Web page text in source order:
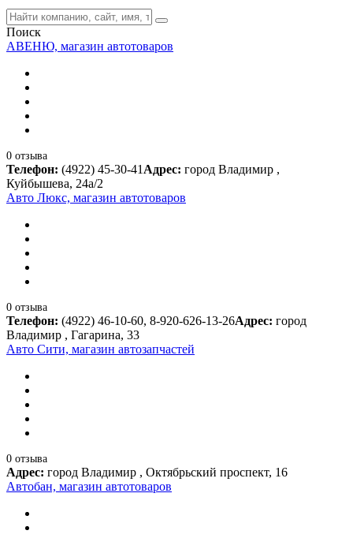
Поиск
АВЕНЮ, магазин автотоваров
0 отзыва
Телефон: (4922) 45-30-41 Адрес: город Владимир ,
Куйбышева, 24а/2
Авто Люкс, магазин автотоваров
0 отзыва
Телефон: (4922) 46-10-60, 8-920-626-13-26Адрес: город
Владимир , Гагарина, 33
Авто Сити, магазин автозапчастей
0 отзыва
Адрес: город Владимир , Октябрьский проспект, 16
Автобан, магазин автотоваров